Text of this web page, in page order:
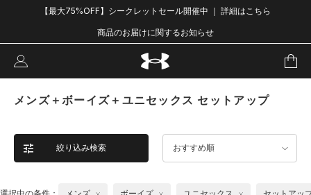
【最大75%OFF】シークレットセール開催中 ｜ 詳細はこちら
商品のお届けに関するお知らせ
メンズ＋ボーイズ＋ユニセックス セットアップ
絞り込み検索 おすすめ順